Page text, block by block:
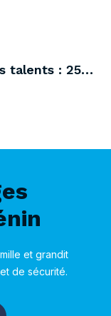
talents : 25…
et grandit
de sécurité.